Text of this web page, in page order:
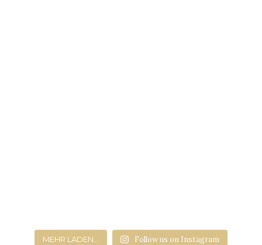
MEHR LADEN... Follow us on Instagram